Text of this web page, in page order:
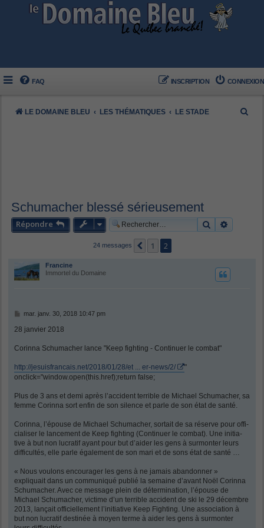
FAQ CONNEXION
INSCRIPTION
LE DOMAINE BLEU LES THÉMATIQUES LE STADE
Schumacher blessé sérieusement
Répondre Rechercher
24 messages Précédent
1 2
Francine
Immortel du Domaine
M
s
g
mar. janv. 30, 2018 10:47 pm
28 janvier 2018
Corinna Schu­ma­cher lance "Keep fighting - Conti­nuer le combat"
http://jesuisfrancais.net/2018/01/28/et ... er-news/2/
"
onclick="window.open(this.href);return false;
Plus de 3 ans et demi après l’accident terrible de Michael Schumacher, sa
femme Corinna sort enfin de son silence et parle de son état de santé.
Corinna, l’épouse de Michael Schu­ma­cher, sortait de sa réserve pour offi­
cia­li­ser le lance­ment de Keep figh­ting (Conti­nuer le combat). Une initia­
tive à but non lucra­tif ayant pour but d’ai­der les gens à surmon­ter leurs
diffi­cul­tés, elle parle également de son mari et de sons état de santé …
« Nous voulons encou­ra­ger les gens à ne jamais aban­don­ner »
expliquait dans un commu­niqué publié la semaine d’avant Noël Corinna
Schu­ma­cher. Avec ce message plein de déter­mi­na­tion, l’épouse de
Michael Schu­ma­cher, victime d’un terrible acci­dent de ski le 29 décembre
2013, lançait offi­ciel­le­ment l’ini­tia­tive Keep Figh­ting. Une asso­cia­tion à
but non lucra­tif desti­née à moyen terme à aider les gens à surmon­ter